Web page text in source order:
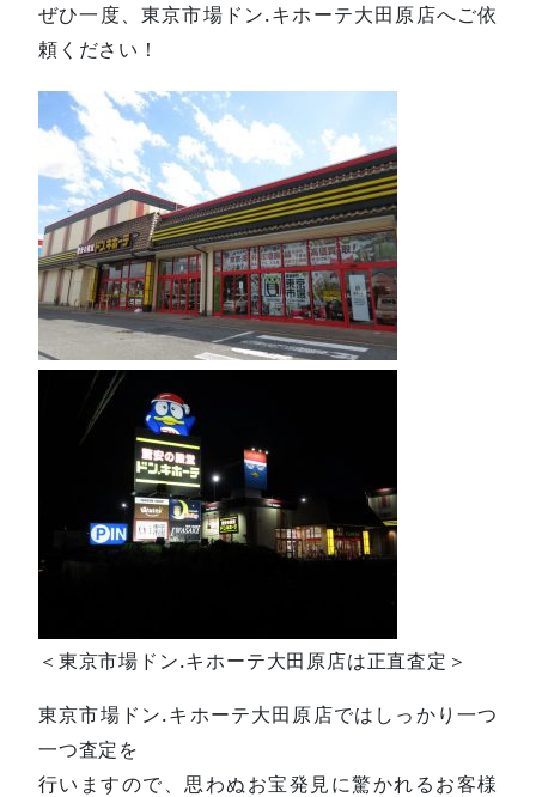
ぜひ一度、東京市場ドン.キホーテ大田原店へご依
頼ください！
＜東京市場ドン.キホーテ大田原店は正直査定＞
東京市場ドン.キホーテ大田原店ではしっかり一つ
一つ査定を
行いますので、思わぬお宝発見に驚かれるお客様